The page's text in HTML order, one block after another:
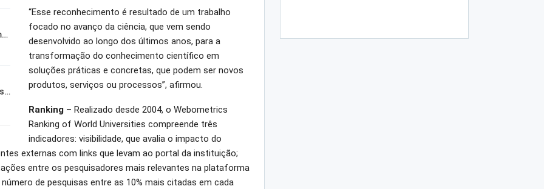
“Esse reconhecimento é resultado de um trabalho
focado no avanço da ciência, que vem sendo
desenvolvido ao longo dos últimos anos, para a
transformação do conhecimento científico em
soluções práticas e concretas, que podem ser novos
produtos, serviços ou processos”, afirmou.
Ranking– Realizado desde 2004, o Webometrics
Ranking of World Universities compreende três
indicadores: visibilidade, que avalia o impacto do
externas com links que levam ao portal da instituição;
entre os pesquisadores mais relevantes na plataforma
de pesquisas entre as 10% mais citadas em cada